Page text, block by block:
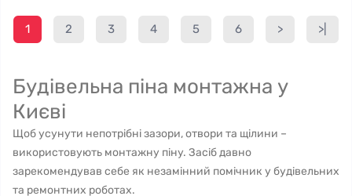
1 2 3 4 5 6 > >|
Будівельна піна монтажна у
Києві
Щоб усунути непотрібні зазори, отвори та щілини –
використовують монтажну піну. Засіб давно
зарекомендував себе як незамінний помічник у будівельних
та ремонтних роботах.